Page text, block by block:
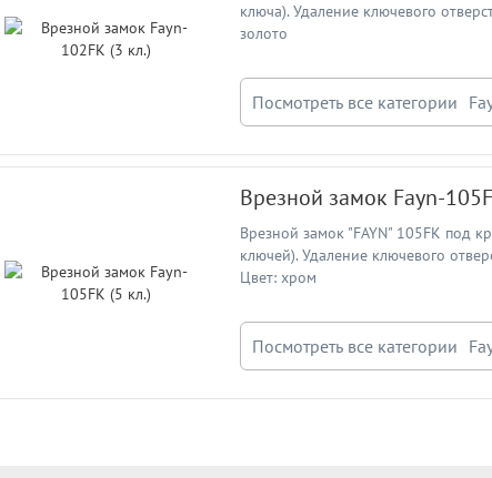
ключа). Удаление ключевого
золото
Посмотреть все категории
Врезной замок Fayn-
Врезной замок "FAYN" 105FK под
ключей). Удаление ключевого
Цвет: хром
Посмотреть все категории